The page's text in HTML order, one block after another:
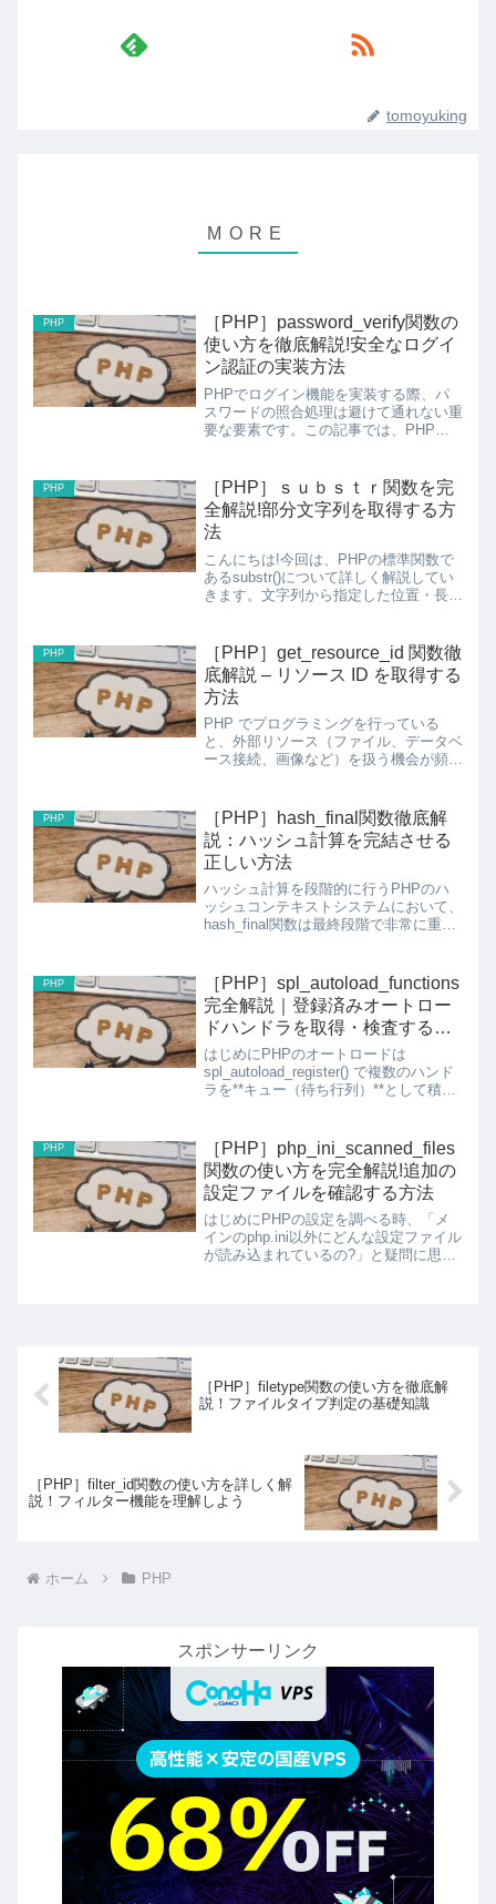
tomoyuking
PHP
［PHP］password_verify関数の
使い方を徹底解説!安全なログイ
ン認証の実装方法
PHPでログイン機能を実装する際、パ
スワードの照合処理は避けて通れない重
要な要素です。この記事では、PHPの
きます。password_verify関数とは...
PHP
［PHP］ｓｕｂｓｔｒ関数を完
全解説!部分文字列を取得する方
法
こんにちは!今回は、PHPの標準関数で
あるsubstr()について詳しく解説してい
きます。文字列から指定した位置・長さ
substr()関数は、文字列から指定した位
置...
PHP
［PHP］get_resource_id 関数徹
底解説 – リソース ID を取得する
方法
PHP でプログラミングを行っている
と、外部リソース（ファイル、データベ
ース接続、画像など）を扱う機会が頻繁
う特殊な型が用意されており、その内部
ID を取得するた...
PHP
［PHP］hash_final関数徹底解
説：ハッシュ計算を完結させる
正しい方法
ハッシュ計算を段階的に行うPHPのハ
ッシュコンテキストシステムにおいて、
hash_final関数は最終段階で非常に重要
解説していきます。hash_final関数と
は？h...
PHP
［PHP］spl_autoload_functions
完全解説｜登録済みオートロー
ドハンドラを取得・検査する方
法
はじめにPHPのオートロードは
spl_autoload_register() で複数のハンド
ラを**キュー（待ち行列）**として積み
な順番で登録されているのか」を確認...
PHP
［PHP］php_ini_scanned_files
関数の使い方を完全解説!追加の
設定ファイルを確認する方法
はじめにPHPの設定を調べる時、「メ
インのphp.ini以外にどんな設定ファイル
が読み込まれているの?」と疑問に思っ
［PHP］filetype関数の使い方を徹底解
説！ファイルタイプ判定の基礎知識
［PHP］filter_id関数の使い方を詳しく解
説！フィルター機能を理解しよう
ホーム PHP
スポンサーリンク